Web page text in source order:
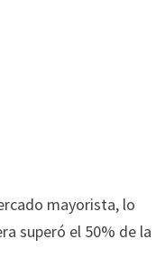
mayorista, lo
superó el 50% de la